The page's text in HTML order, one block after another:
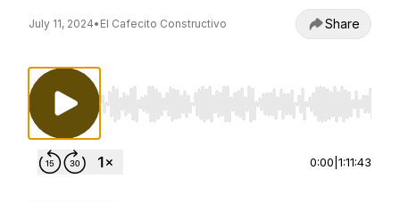
July 11, 2024• El Cafecito Constructivo Share
Use Left/Right to seek, Home/End to jump to
0:00 1:11:43